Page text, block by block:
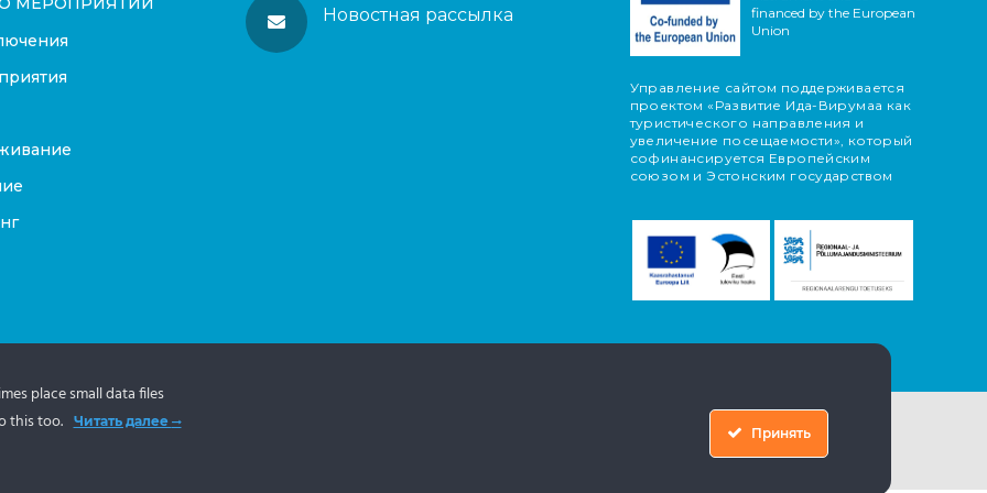
Новостная рассылка
financed by the European
Union
Управление сайтом поддерживается
проектом «Развитие Ида-Вирумаа как
туристического направления и
увеличение посещаемости», который
софинансируется Европейским
союзом и Эстонским государством
Эстонии.
place small data files
this too.
Читать далее
Принять